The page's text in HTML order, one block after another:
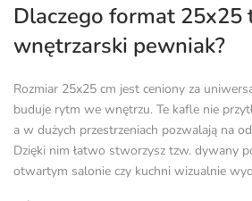
Dlaczego format 25x25
wnętrzarski pewniak?
Rozmiar 25x25 cm jest ceniony za
buduje rytm we wnętrzu. Te kafle nie
a w dużych przestrzeniach pozwalają na
Dzięki nim łatwo stworzysz tzw. dywany
otwartym salonie czy kuchni wizualnie